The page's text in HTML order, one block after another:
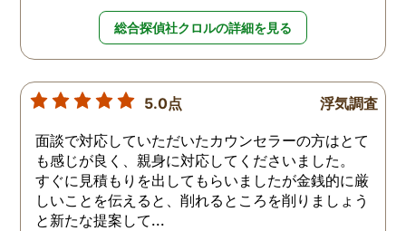
総合探偵社クロルの詳細を見る
5.0点 浮気調査
面談で対応していただいたカウンセラーの方はとて
も感じが良く、親身に対応してくださいました。
すぐに見積もりを出してもらいましたが金銭的に厳
しいことを伝えると、削れるところを削りましょう
と新たな提案して...